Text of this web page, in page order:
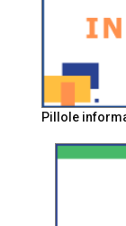
Pillole